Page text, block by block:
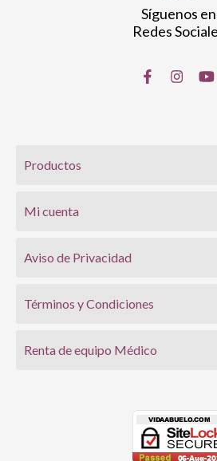
Síguenos en
Redes
Productos
Mi cuenta
Aviso de Privacidad
Términos y Condiciones
Renta de equipo Médico